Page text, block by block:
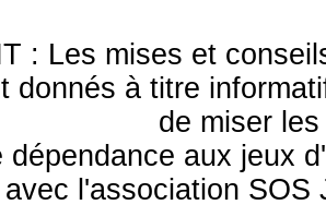
: Les mises et
donnés à titre
de miser
dépendance aux jeux
l'association